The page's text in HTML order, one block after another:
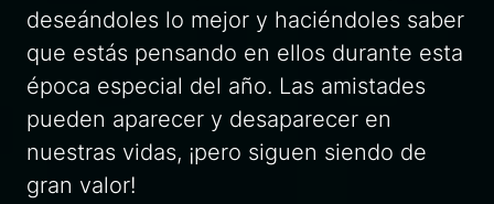
deseándoles lo mejor y haciéndoles saber
que estás pensando en ellos durante esta
época especial del año. Las amistades
pueden aparecer y desaparecer en
nuestras vidas, ¡pero siguen siendo de
gran valor!